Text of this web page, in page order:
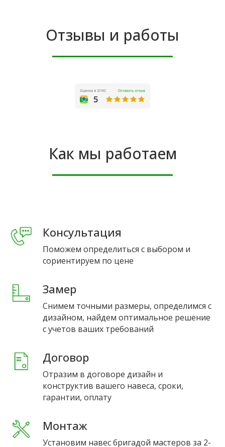
Отзывы и работы
Как мы работаем
Консультация
Поможем определиться с выбором и
сориентируем по цене
Замер
Снимем точными размеры, определимся с
дизайном, найдем оптимальное решение
с учетов ваших требований
Договор
Отразим в договоре дизайн и
конструктив вашего навеса, сроки,
гарантии, оплату
Монтаж
Установим навес бригадой мастеров за 2-